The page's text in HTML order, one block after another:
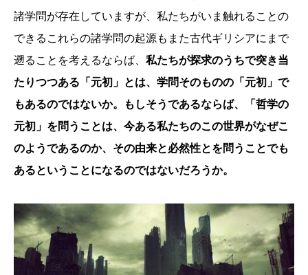
諸学問が存在していますが、私たちがいま触れることの
できるこれらの諸学問の起源もまた古代ギリシアにまで
遡ることを考えるならば、 私たちが探求のうちで突き当
たりつつある「元初」とは、学問そのものの「元初」で
もあるのではないか。もしそうであるならば、「哲学の
元初」を問うことは、今ある私たちのこの世界がなぜこ
のようであるのか、その由来と必然性とを問うことでも
あるということになるのではないだろうか。